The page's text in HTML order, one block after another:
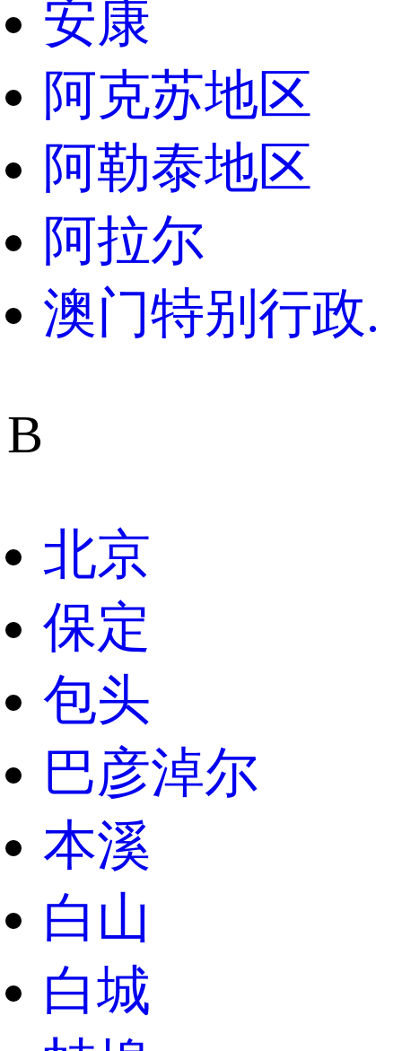
安康
阿克苏地区
阿勒泰地区
阿拉尔
澳门特别行政.
B
北京
保定
包头
巴彦淖尔
本溪
白山
白城